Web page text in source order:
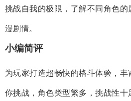
挑战自我的极限，了解不同角色
漫剧情。
小编简评
为玩家打造超畅快的格斗体验，
你挑战，角色类型繁多，挑战性